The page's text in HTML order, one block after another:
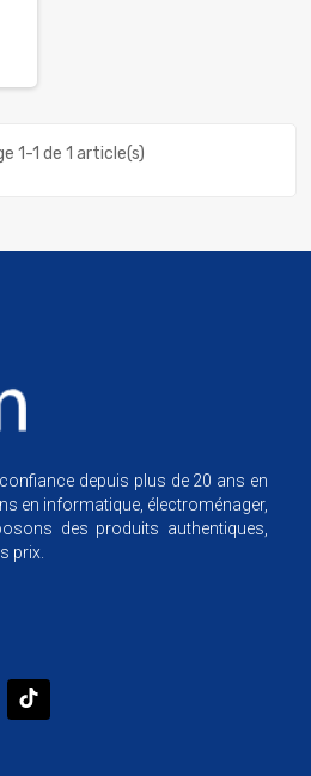
1-1 de 1 article(s)
depuis plus de 20 ans en
en informatique, électroménager,
des produits authentiques,
prix.